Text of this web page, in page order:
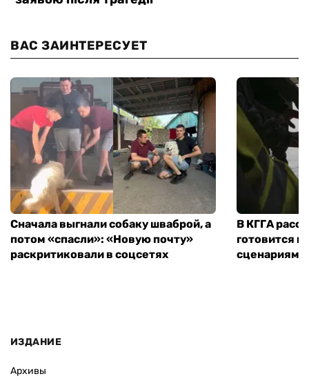
ВАС ЗАИНТЕРЕСУЕТ
Сначала выгнали собаку шваброй, а
потом «спасли»: «Новую почту»
раскритиковали в соцсетях
В КГГА
готовится
сценариям
ИЗДАНИЕ
Архивы